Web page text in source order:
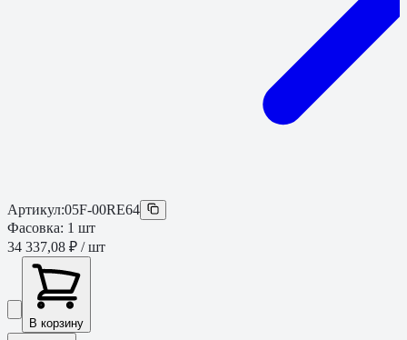
Артикул:05F-00RE64
Фасовка: 1 шт
34 337,08 ₽ / шт
В корзину